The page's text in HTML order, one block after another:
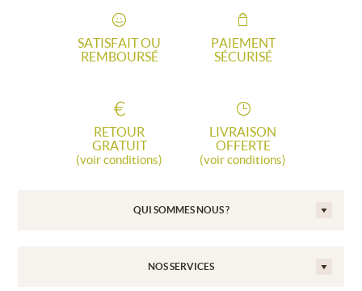
SATISFAIT OU
REMBOURSÉ
PAIEMENT
SÉCURISÉ
RETOUR
GRATUIT
(voir conditions)
LIVRAISON
OFFERTE
(voir conditions)
QUI SOMMES NOUS ?
NOS SERVICES